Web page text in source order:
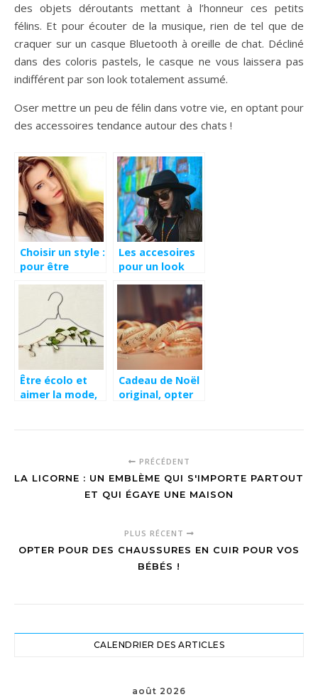
des objets déroutants mettant à l’honneur ces petits
félins. Et pour écouter de la musique, rien de tel que de
craquer sur un casque Bluetooth à oreille de chat. Décliné
dans des coloris pastels, le casque ne vous laissera pas
indifférent par son look totalement assumé.
Oser mettre un peu de félin dans votre vie, en optant pour
des accessoires tendance autour des chats !
Choisir un style :
pour être
mode
Les accesoires
pour un look
Être écolo et
aimer la mode,
Cadeau de Noël
original, opter
PRÉCÉDENT
LA LICORNE : UN EMBLÈME QUI S'IMPORTE PARTOUT
ET QUI ÉGAYE UNE MAISON
PLUS RÉCENT
OPTER POUR DES CHAUSSURES EN CUIR POUR VOS
BÉBÉS !
CALENDRIER DES ARTICLES
août 2026